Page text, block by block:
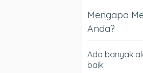
Mengapa
Anda?
Ada banyak
baik: